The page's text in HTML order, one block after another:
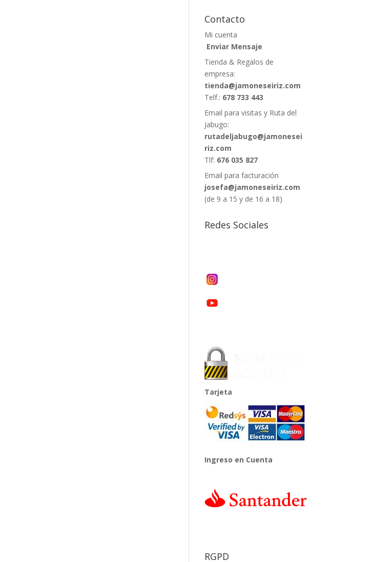
Contacto
Mi cuenta
Enviar Mensaje
Tienda & Regalos de
empresa:
tienda@jamoneseiriz.com
Telf.: 678 733 443
Email para visitas y Ruta del
Jabugo:
rutadeljabugo@jamonesei
riz.com
Tlf: 676 035 827
Email para facturación
josefa@jamoneseiriz.com
(de 9 a 15 y de 16 a 18)
Redes Sociales
Tarjeta
Ingreso en Cuenta
RGPD